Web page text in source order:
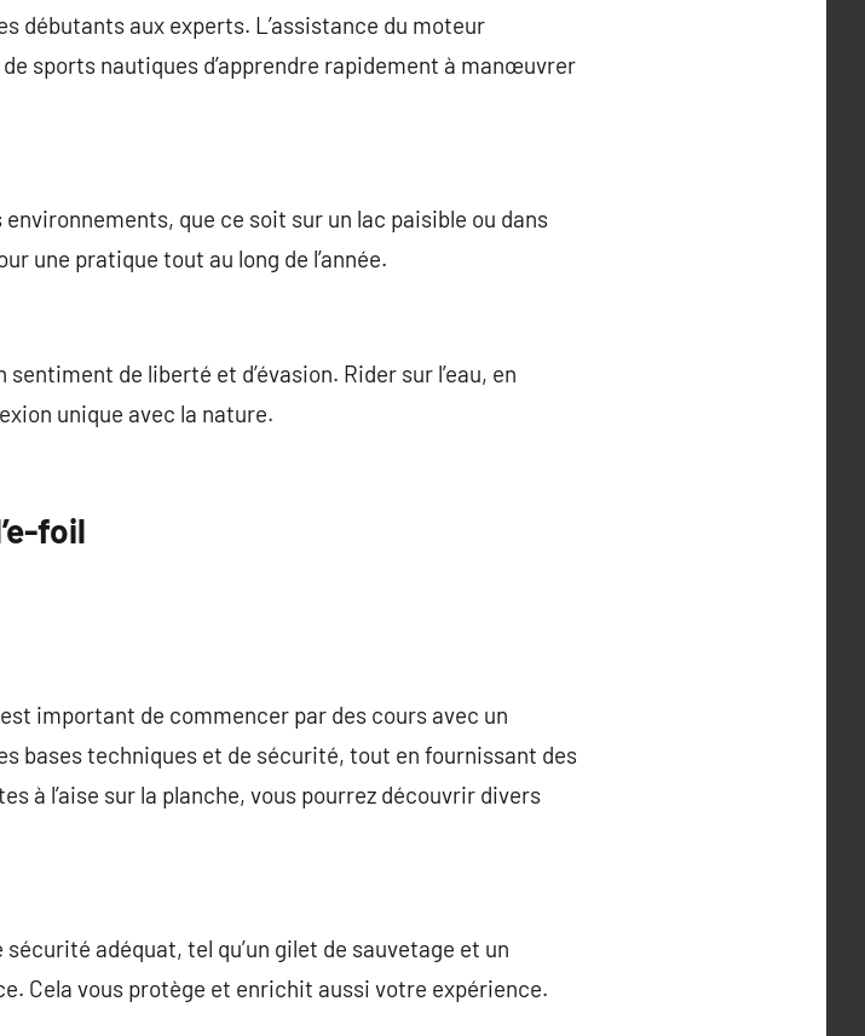
débutants aux experts. L’assistance du moteur
sports nautiques d’apprendre rapidement à manœuvrer
que ce soit sur un lac paisible ou dans
une pratique tout au long de l’année.
de liberté et d’évasion. Rider sur l’eau, en
unique avec la nature.
foil
important de commencer par des cours avec un
bases techniques et de sécurité, tout en fournissant des
à l’aise sur la planche, vous pourrez découvrir divers
adéquat, tel qu’un gilet de sauvetage et un
Cela vous protège et enrichit aussi votre expérience.